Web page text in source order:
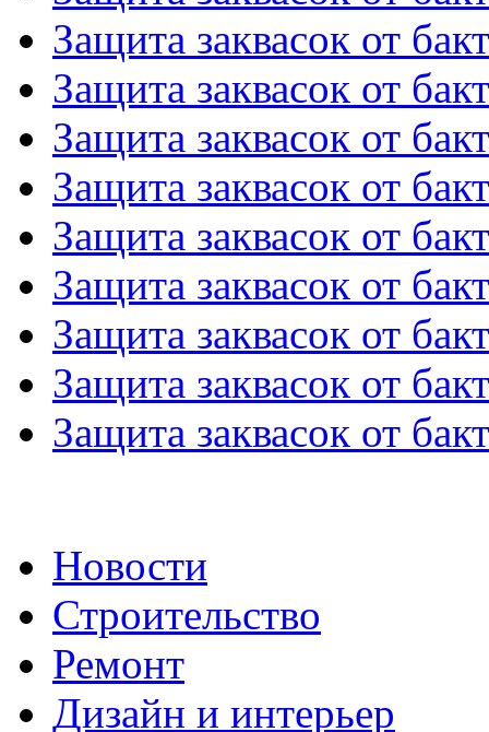
Защита заквасок от
Защита заквасок от
Защита заквасок от
Защита заквасок от
Защита заквасок от
Защита заквасок от
Защита заквасок от
Защита заквасок от
Защита заквасок от
Новости
Строительство
Ремонт
Дизайн и интерьер